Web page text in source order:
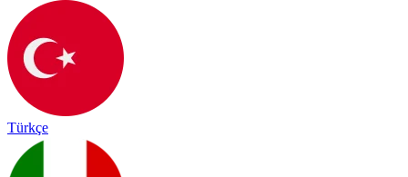
Türkçe